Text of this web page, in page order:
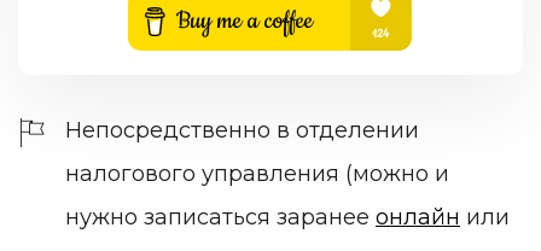
Непосредственно в отделении
налогового управления (можно и
нужно записаться заранее онлайн или